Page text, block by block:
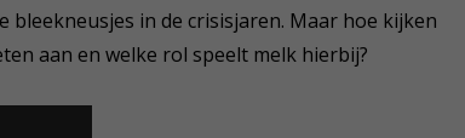
bleekneusjes in de crisisjaren. Maar hoe kijken
aan en welke rol speelt melk hierbij?